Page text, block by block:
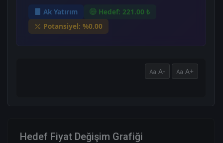
Ak Yatırım
Hedef: 221.00 ₺
Potansiyel: %0.00
A- A+
Hedef Fiyat Değişim Grafiği